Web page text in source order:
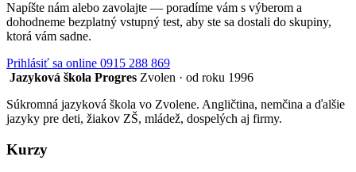
Napíšte nám alebo zavolajte — poradíme vám s výberom a
dohodneme bezplatný vstupný test, aby ste sa dostali do skupiny,
ktorá vám sadne.
Prihlásiť sa online 0915 288 869
Jazyková škola Progres Zvolen · od roku 1996
Súkromná jazyková škola vo Zvolene. Angličtina, nemčina a ďalšie
jazyky pre deti, žiakov ZŠ, mládež, dospelých aj firmy.
Kurzy